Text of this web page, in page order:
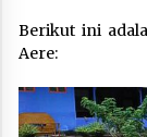
Berikut ini
Aere: